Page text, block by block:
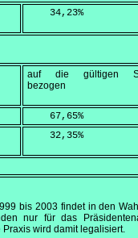
    34,23
%
auf die gültigen
bezogen
    67,65
%
    32,35
%
bis 2003 findet in den
nur für das
wird damit legalisiert.